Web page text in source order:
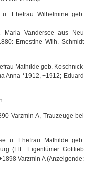
Ehefrau Wilhelmine geb.
Maria Vandersee aus Neu
Ernestine Wilh. Schmidt
Mathilde geb. Koschnick
Anna *1912, +1912; Eduard
Varzmin A, Trauzeuge bei
u. Ehefrau Mathilde geb.
(Elt.: Eigentümer Gottlieb
Varzmin A (Anzeigende: